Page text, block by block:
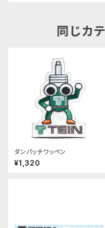
同じカ
ダンパッチワッペン
¥1,320